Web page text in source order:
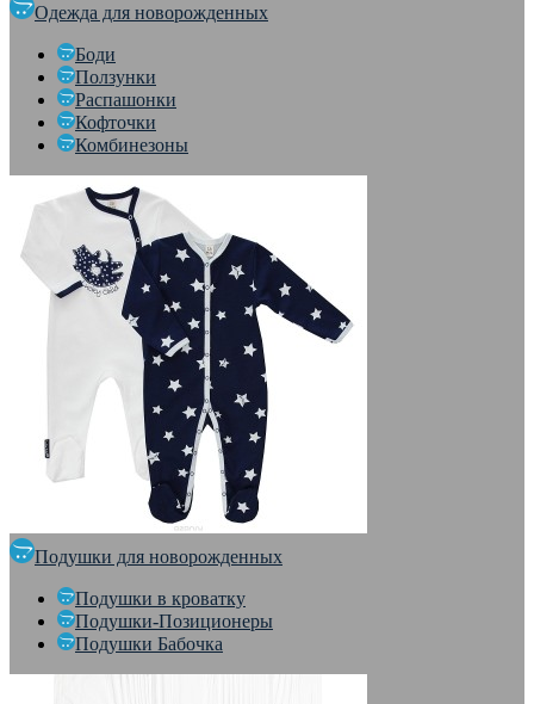
Одежда для новорожденных
Боди
Ползунки
Распашонки
Кофточки
Комбинезоны
Подушки для новорожденных
Подушки в кроватку
Подушки-Позиционеры
Подушки Бабочка